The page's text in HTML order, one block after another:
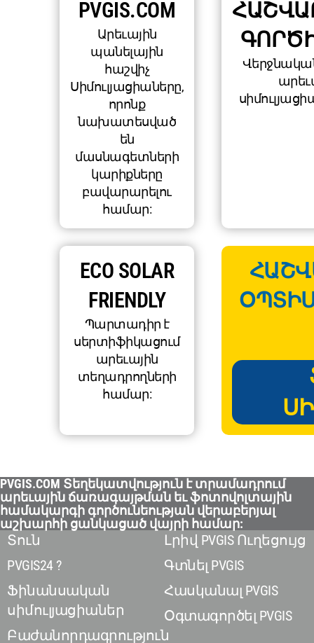
PVGIS.COM
Արեւային
պանելային
հաշվիչ
Սիմուլյացիաները,
որոնք
նախատեսված
են
մասնագետների
կարիքները
բավարարելու
համար:
ECO SOLAR
FRIENDLY
Պարտադիր է
սերտիֆիկացում
արեւային
տեղադրողների
համար:
PVGIS.COM Տեղեկատվություն է տրամադրում
արեւային ճառագայթման եւ ֆոտովոլտային
համակարգի գործունեության վերաբերյալ
աշխարհի ցանկացած վայրի համար:
Տուն
PVGIS24 ?
Ֆինանսական
սիմուլյացիաներ
Բաժանորդագրություն
Լրիվ PVGIS Ուղեցույց
Գտնել PVGIS
Հասկանալ PVGIS
Օգտագործել PVGIS